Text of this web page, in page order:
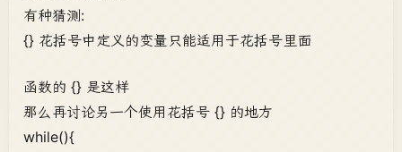
有种猜测:
{} 花括号中定义的变量只能适用于花括号里面
函数的 {} 是这样
那么再讨论另一个使用花括号 {} 的地方
while(){